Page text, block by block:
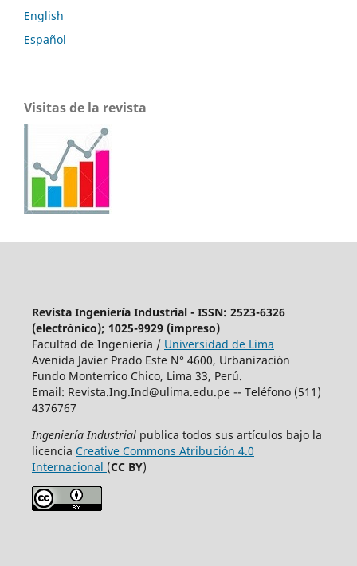
English
Español
Visitas de la revista
Revista Ingeniería Industrial - ISSN: 2523-6326
(electrónico); 1025-9929 (impreso)
Facultad de Ingeniería / Universidad de Lima
Avenida Javier Prado Este N° 4600, Urbanización
Fundo Monterrico Chico, Lima 33, Perú.
Email: Revista.Ing.Ind@ulima.edu.pe-- Teléfono (511)
4376767
Ingeniería Industrial publica todos sus artículos bajo la
licencia Creative Commons Atribución 4.0
Internacional (CC BY)